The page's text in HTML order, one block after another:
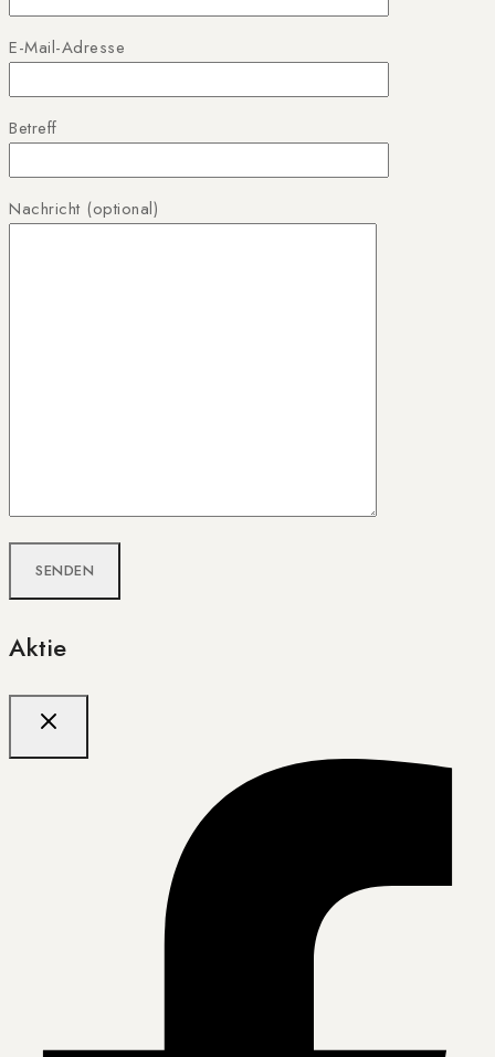
E-Mail-Adresse
Betreff
Nachricht (optional)
Aktie